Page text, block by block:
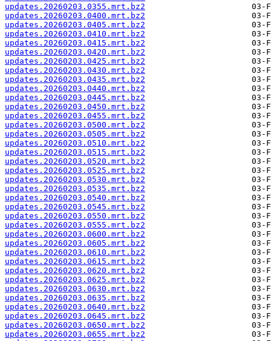
updates.20260203.0355.mrt.bz2
updates.20260203.0400.mrt.bz2
updates.20260203.0405.mrt.bz2
updates.20260203.0410.mrt.bz2
updates.20260203.0415.mrt.bz2
updates.20260203.0420.mrt.bz2
updates.20260203.0425.mrt.bz2
updates.20260203.0430.mrt.bz2
updates.20260203.0435.mrt.bz2
updates.20260203.0440.mrt.bz2
updates.20260203.0445.mrt.bz2
updates.20260203.0450.mrt.bz2
updates.20260203.0455.mrt.bz2
updates.20260203.0500.mrt.bz2
updates.20260203.0505.mrt.bz2
updates.20260203.0510.mrt.bz2
updates.20260203.0515.mrt.bz2
updates.20260203.0520.mrt.bz2
updates.20260203.0525.mrt.bz2
updates.20260203.0530.mrt.bz2
updates.20260203.0535.mrt.bz2
updates.20260203.0540.mrt.bz2
updates.20260203.0545.mrt.bz2
updates.20260203.0550.mrt.bz2
updates.20260203.0555.mrt.bz2
updates.20260203.0600.mrt.bz2
updates.20260203.0605.mrt.bz2
updates.20260203.0610.mrt.bz2
updates.20260203.0615.mrt.bz2
updates.20260203.0620.mrt.bz2
updates.20260203.0625.mrt.bz2
updates.20260203.0630.mrt.bz2
updates.20260203.0635.mrt.bz2
updates.20260203.0640.mrt.bz2
updates.20260203.0645.mrt.bz2
updates.20260203.0650.mrt.bz2
updates.20260203.0655.mrt.bz2